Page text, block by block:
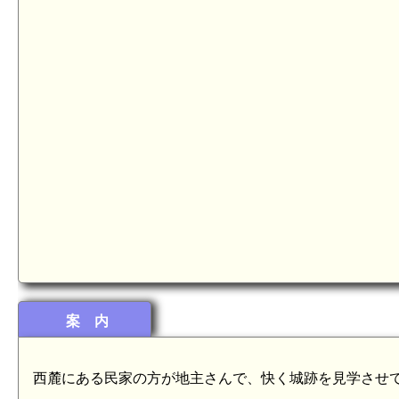
案 内
西麓にある民家の方が地主さんで、快く城跡を見学させ